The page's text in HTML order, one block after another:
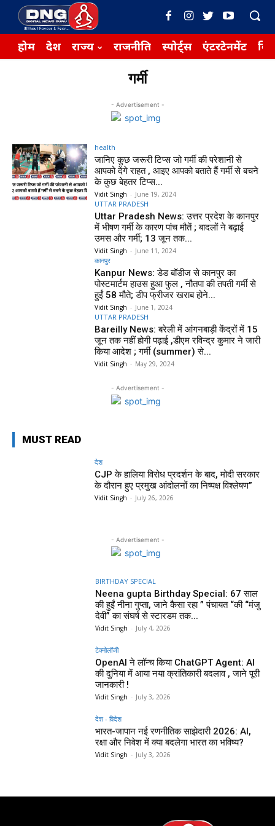
होम देश राज्य राजनीति स्पोर्ट्स एंटरटेनमेंट
गर्मी
- Advertisement -
health
जानिए कुछ जरूरी टिप्स जो गर्मी की परेशानी से
आपको देंगे राहत , आइए आपको बताते हैं गर्मी से बचने
के कुछ बेहतर टिप्स...
Vidit Singh - June 19, 2024
UTTAR PRADESH
Uttar Pradesh News: उत्तर प्रदेश के कानपुर
में भीषण गर्मी के कारण पांच मौतें ; बादलों ने बढ़ाई
उमस और गर्मी; 13 जून तक...
Vidit Singh - June 11, 2024
कानपुर
Kanpur News: डेड बॉडीज से कानपुर का
पोस्टमार्टम हाउस हुआ फुल , नौतपा की तपती गर्मी से
हुईं 58 मौते; डीप फ्रीजर खराब होने...
Vidit Singh - June 1, 2024
UTTAR PRADESH
Bareilly News: बरेली में आंगनबाड़ी केंद्रों में 15
जून तक नहीं होगी पढ़ाई ,डीएम रविन्द्र कुमार ने जारी
किया आदेश ; गर्मी (summer) से...
Vidit Singh - May 29, 2024
- Advertisement -
MUST READ
देश
CJP के हालिया विरोध प्रदर्शन के बाद, मोदी सरकार
के दौरान हुए प्रमुख आंदोलनों का निष्पक्ष विश्लेषण”
Vidit Singh - July 26, 2026
- Advertisement -
BIRTHDAY SPECIAL
Neena gupta Birthday Special: 67 साल
की हुईं नीना गुप्ता, जाने कैसा रहा ” पंचायत “की “मंजु
देवी” का संघर्ष से स्टारडम तक...
Vidit Singh - July 4, 2026
टेक्नोलॉजी
OpenAI ने लॉन्च किया ChatGPT Agent: AI
की दुनिया में आया नया क्रांतिकारी बदलाव , जाने पूरी
जानकारी !
Vidit Singh - July 3, 2026
देश - विदेश
भारत-जापान नई रणनीतिक साझेदारी 2026: AI,
रक्षा और निवेश में क्या बदलेगा भारत का भविष्य?
Vidit Singh - July 3, 2026